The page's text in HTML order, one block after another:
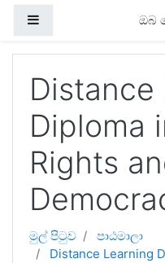
ඔබ
Distance
Diploma
Rights
මුල් පිටුව
පාඨමාලා
Distance Learning